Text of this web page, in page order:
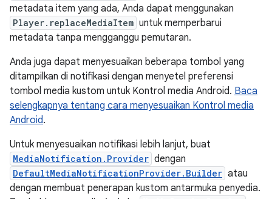
metadata item yang ada, Anda dapat menggunakan
Player.replaceMediaItem untuk memperbarui
metadata tanpa mengganggu pemutaran.
Anda juga dapat menyesuaikan beberapa tombol yang
ditampilkan di notifikasi dengan menyetel preferensi
tombol media kustom untuk Kontrol media Android. Baca
selengkapnya tentang cara menyesuaikan Kontrol media
Android.
Untuk menyesuaikan notifikasi lebih lanjut, buat
MediaNotification.Provider dengan
DefaultMediaNotificationProvider.Builder atau
dengan membuat penerapan kustom antarmuka penyedia.